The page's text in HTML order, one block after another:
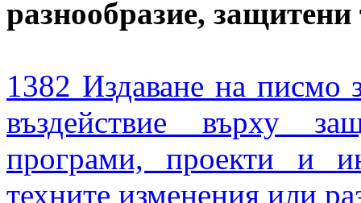
разнообразие,
1382 Издаване на писмо
въздействие върху
програми, проекти и
техните изменения или